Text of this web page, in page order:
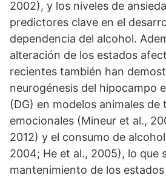
2002), y los niveles de
predictores clave en el
dependencia del alcohol.
alteración de los estados
recientes también han
neurogénesis del hipocampo
(DG) en modelos animales
emocionales (Mineur et al.,
2012) y el consumo de
2004; He et al., 2005), lo que
mantenimiento de los